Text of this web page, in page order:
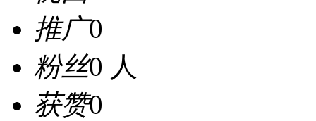
推广0
粉丝0 人
获赞0